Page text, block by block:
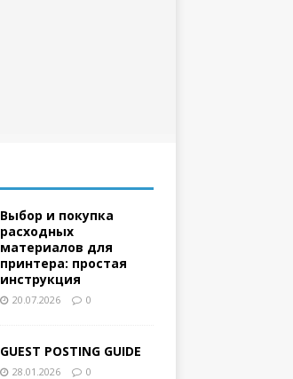
Выбор и покупка
расходных
материалов для
принтера: простая
инструкция
20.07.2026 0
GUEST POSTING GUIDE
28.01.2026 0